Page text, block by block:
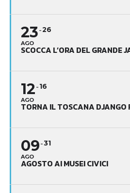
23
AGO
26
SCOCCA L’ORA DEL GRANDE
12
AGO
16
TORNA IL TOSCANA DJANGO
09
AGO
31
AGOSTO AI MUSEI CIVICI